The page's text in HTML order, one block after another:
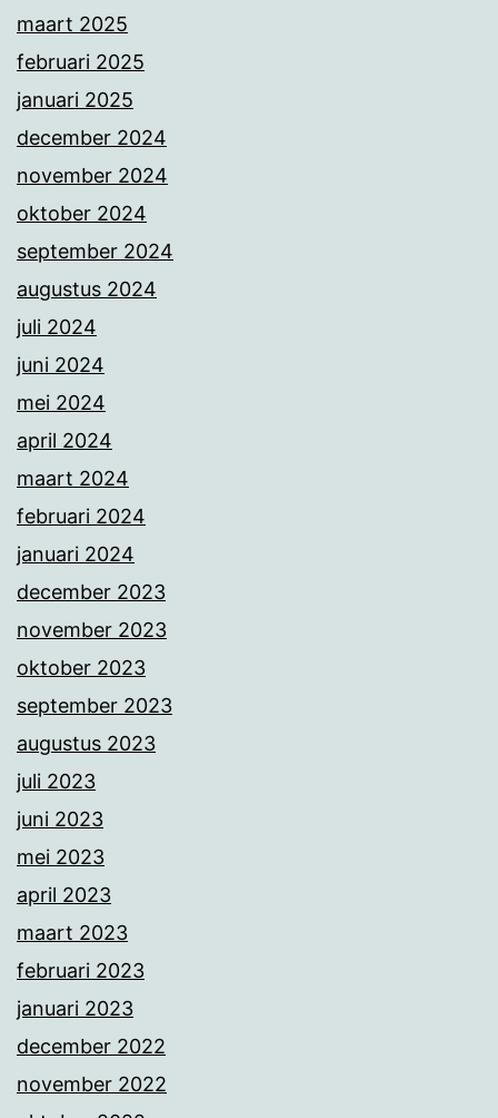
maart 2025
februari 2025
januari 2025
december 2024
november 2024
oktober 2024
september 2024
augustus 2024
juli 2024
juni 2024
mei 2024
april 2024
maart 2024
februari 2024
januari 2024
december 2023
november 2023
oktober 2023
september 2023
augustus 2023
juli 2023
juni 2023
mei 2023
april 2023
maart 2023
februari 2023
januari 2023
december 2022
november 2022